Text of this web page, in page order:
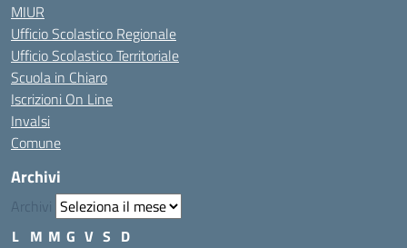
MIUR
Ufficio Scolastico Regionale
Ufficio Scolastico Territoriale
Scuola in Chiaro
Iscrizioni On Line
Invalsi
Comune
Archivi
Archivi
L M M G V S D